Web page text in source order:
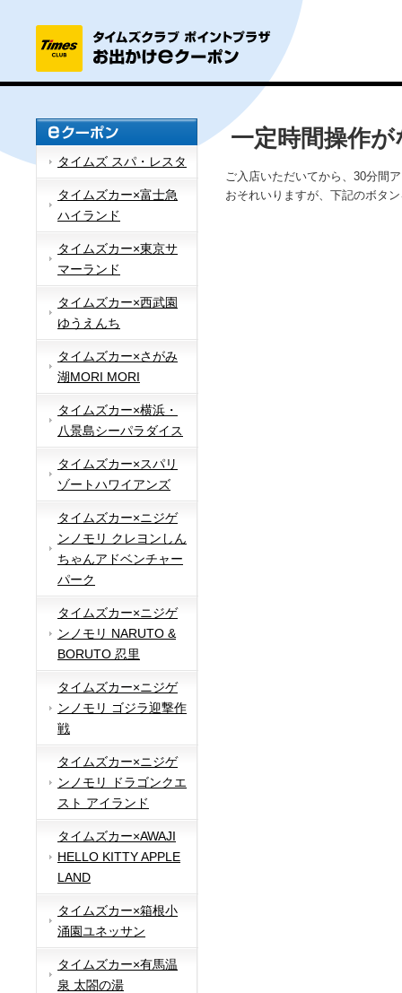
タイムズ スパ・レスタ
タイムズカー×富士急
ハイランド
タイムズカー×東京サ
マーランド
タイムズカー×西武園
ゆうえんち
タイムズカー×さがみ
湖MORI MORI
タイムズカー×横浜・
八景島シーパラダイス
タイムズカー×スパリ
ゾートハワイアンズ
タイムズカー×ニジゲ
ンノモリ クレヨンしん
ちゃんアドベンチャー
パーク
タイムズカー×ニジゲ
ンノモリ NARUTO &
BORUTO 忍里
タイムズカー×ニジゲ
ンノモリ ゴジラ迎撃作
戦
タイムズカー×ニジゲ
ンノモリ ドラゴンクエ
スト アイランド
タイムズカー×AWAJI
HELLO KITTY APPLE
LAND
タイムズカー×箱根小
涌園ユネッサン
タイムズカー×有馬温
泉 太閤の湯
一定時間操作
ご入店いただいてから、30分間
おそれいりますが、下記のボタ